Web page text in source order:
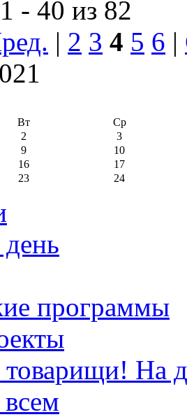
- 40 из 82
| 2 3 4 5 6 |
Вт
Ср
2
3
9
10
16
17
23 24
программы
товарищи! На